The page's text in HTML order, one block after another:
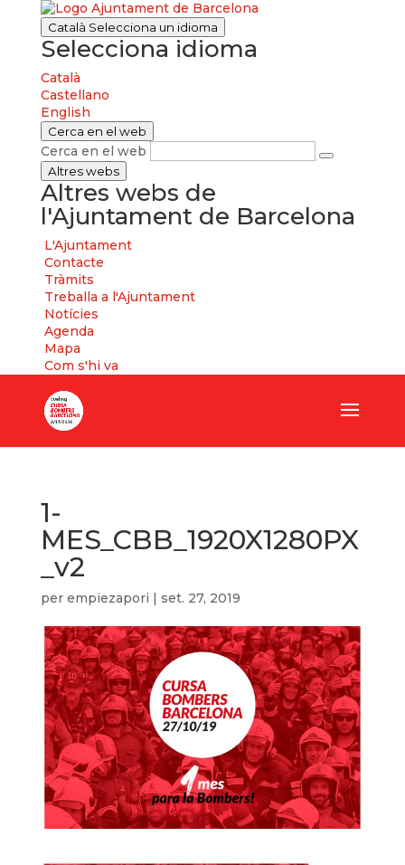
Català Selecciona un idioma
Selecciona idioma
Català
Castellano
English
Cerca en el web
Cerca en el web
Altres webs
Altres webs de
l'Ajuntament de Barcelona
L'Ajuntament
Contacte
Tràmits
Treballa a l'Ajuntament
Notícies
Agenda
Mapa
Com s'hi va
1-
MES_CBB_1920X1280PX
_v2
per empiezapori | set. 27, 2019